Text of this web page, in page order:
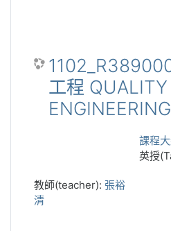
工程 QUALITY
ENGINEERING
課程
英授
教師(teacher): 張裕
清